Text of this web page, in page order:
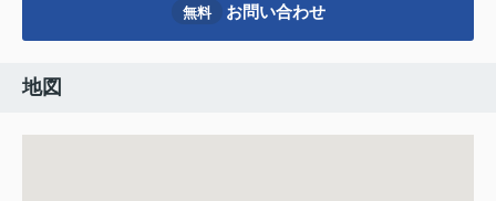
無料 お問い合わせ
地図